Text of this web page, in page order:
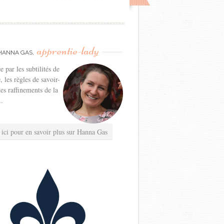
GAS, apprentie-lady
par les subtilités de
les règles de savoir-
raffinements de la
pour en savoir plus sur Hanna Gas